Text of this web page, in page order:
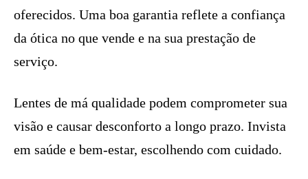
oferecidos. Uma boa garantia reflete a confiança
da ótica no que vende e na sua prestação de
serviço.
Lentes de má qualidade podem comprometer sua
visão e causar desconforto a longo prazo. Invista
em saúde e bem-estar, escolhendo com cuidado.